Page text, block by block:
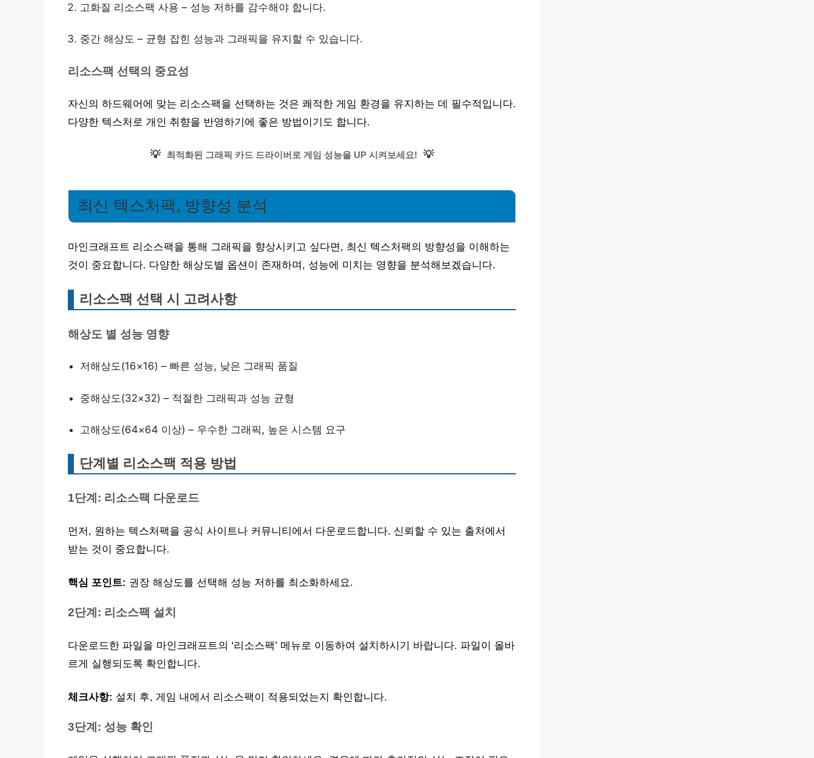
고화질 리소스팩 사용 – 성능 저하를 감수해야 합니다.
중간 해상도 – 균형 잡힌 성능과 그래픽을 유지할 수 있습니다.
리소스팩 선택의 중요성
자신의 하드웨어에 맞는 리소스팩을 선택하는 것은 쾌적한 게임 환경을 유지하는 데 필수적입니다.
다양한 텍스처로 개인 취향을 반영하기에 좋은 방법이기도 합니다.
💡 최적화된 그래픽 카드 드라이버로 게임 성능을 UP 시켜보세요! 💡
최신 텍스처팩, 방향성 분석
마인크래프트 리소스팩을 통해 그래픽을 향상시키고 싶다면, 최신 텍스처팩의 방향성을 이해하는
것이 중요합니다. 다양한 해상도별 옵션이 존재하며, 성능에 미치는 영향을 분석해보겠습니다.
리소스팩 선택 시 고려사항
해상도 별 성능 영향
저해상도(16×16) – 빠른 성능, 낮은 그래픽 품질
중해상도(32×32) – 적절한 그래픽과 성능 균형
고해상도(64×64 이상) – 우수한 그래픽, 높은 시스템 요구
단계별 리소스팩 적용 방법
1단계: 리소스팩 다운로드
먼저, 원하는 텍스처팩을 공식 사이트나 커뮤니티에서 다운로드합니다. 신뢰할 수 있는 출처에서
받는 것이 중요합니다.
핵심 포인트: 권장 해상도를 선택해 성능 저하를 최소화하세요.
2단계: 리소스팩 설치
다운로드한 파일을 마인크래프트의 ‘리소스팩’ 메뉴로 이동하여 설치하시기 바랍니다. 파일이 올바
르게 실행되도록 확인합니다.
체크사항: 설치 후, 게임 내에서 리소스팩이 적용되었는지 확인합니다.
3단계: 성능 확인